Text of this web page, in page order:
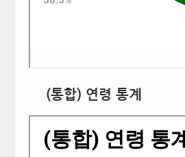
(통합) 연령 통계